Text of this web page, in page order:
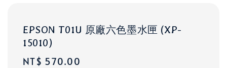
EPSON T01U 原廠六色墨水匣 (XP-
15010)
Regular
NT$ 570.00